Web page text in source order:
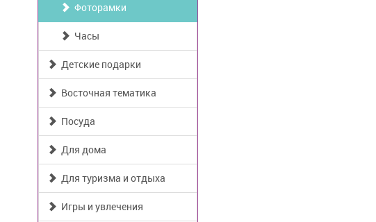
Фоторамки
Часы
Детские подарки
Восточная тематика
Посуда
Для дома
Для туризма и отдыха
Игры и увлечения